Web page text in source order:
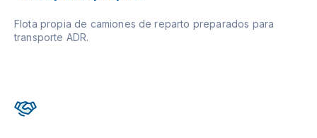
Flota propia de camiones de reparto preparados para
transporte ADR.